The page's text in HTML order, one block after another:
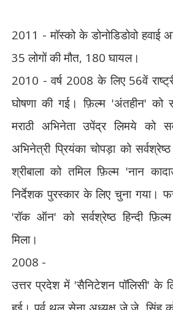
2011 -मॉस्को के डोनोडिडोवो
35 लोगों की मौत, 180 घायल।
2010 -वर्ष 2008 के लिए 56वें
घोषणा की गई। फ़िल्म 'अंतहीन'को
मराठी अभिनेता उपेंद्र लिमये को
अभिनेत्री प्रियंका चोपड़ा को
श्रीबाला को तमिल फ़िल्म 'नान
निर्देशक पुरस्कार के लिए चुना गया।
'रॉक ऑन'को सर्वश्रेष्ठ हिन्दी
मिला।
2008 -
उत्तर प्रदेश में 'सैनिटेशन पॉलिसी'के